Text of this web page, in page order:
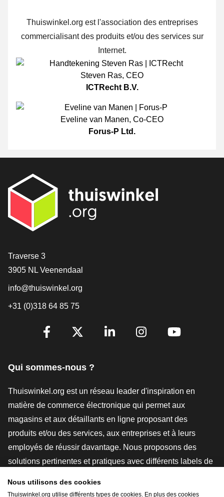
Thuiswinkel.org est l'association des entreprises
commercialisant des produits et/ou des services sur
Internet.
Steven Ras, CEO
ICTRecht B.V.
Eveline van Manen, Co-CEO
Forus-P Ltd.
[_General:Contact]
Traverse 3
3905 NL Veenendaal
info@thuiswinkel.org
+31 (0)318 64 85 75
[_General:SocialMediaTitle]
Qui sommes-nous ?
Thuiswinkel.org est un réseau leader d'inspiration en
matière de commerce électronique qui permet aux
magasins et aux détaillants en ligne proposant des
produits et/ou des services, aux entreprises et à leurs
employés de réussir davantage. Nous proposons des
solutions pertinentes et pratiques avec différents labels de
Nous utilisons des cookies
Thuiswinkel.org utilise différents types de cookies. En plus des cookies